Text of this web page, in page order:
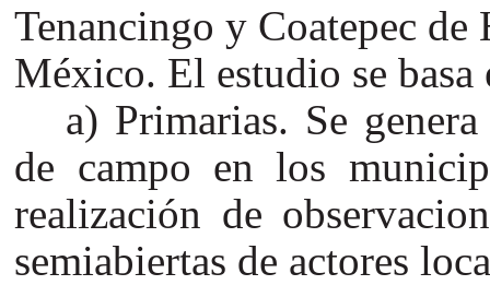
Tenancingo y Coatepec de
México. El estudio se
Primarias. Se
de campo en los
realización de
semiabiertas de actores